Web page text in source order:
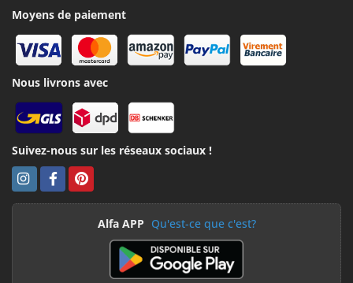
Moyens de paiement
Nous livrons avec
Suivez-nous sur les réseaux sociaux !
Alfa APP Qu'est-ce que c'est?